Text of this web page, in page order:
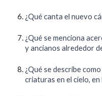
¿Qué canta el nuevo
¿Qué se menciona
y ancianos alrededor
¿Qué se describe
criaturas en el cielo,